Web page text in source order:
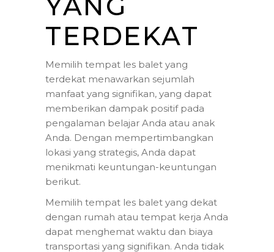
TERDEKAT
Memilih tempat les balet yang
terdekat menawarkan sejumlah
manfaat yang signifikan, yang dapat
memberikan dampak positif pada
pengalaman belajar Anda atau anak
Anda. Dengan mempertimbangkan
lokasi yang strategis, Anda dapat
menikmati keuntungan-keuntungan
berikut.
Memilih tempat les balet yang dekat
dengan rumah atau tempat kerja Anda
dapat menghemat waktu dan biaya
transportasi yang signifikan. Anda tidak